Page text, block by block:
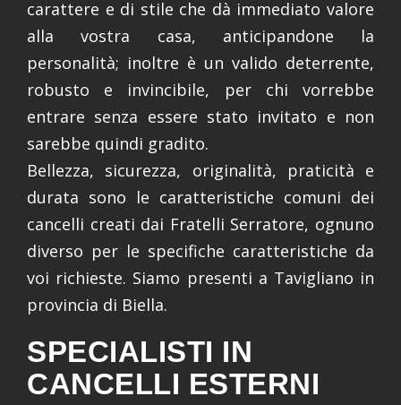
carattere e di stile che dà immediato valore
alla vostra casa, anticipandone la
personalità; inoltre è un valido deterrente,
robusto e invincibile, per chi vorrebbe
entrare senza essere stato invitato e non
sarebbe quindi gradito.
Bellezza, sicurezza, originalità, praticità e
durata sono le caratteristiche comuni dei
cancelli creati dai Fratelli Serratore, ognuno
diverso per le specifiche caratteristiche da
voi richieste. Siamo presenti a Tavigliano in
provincia di Biella.
SPECIALISTI IN
CANCELLI ESTERNI